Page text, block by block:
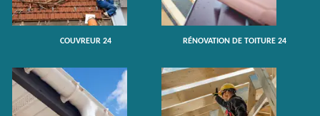
COUVREUR 24 RÉNOVATION DE TOITURE 24